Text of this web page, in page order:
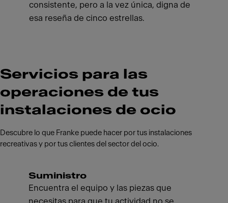
consistente, pero a la vez única, digna de
esa reseña de cinco estrellas.
Servicios para las
operaciones de tus
instalaciones de ocio
Descubre lo que Franke puede hacer por tus instalaciones
recreativas y por tus clientes del sector del ocio.
Suministro
Encuentra el equipo y las piezas que
necesitas para que tu actividad no se